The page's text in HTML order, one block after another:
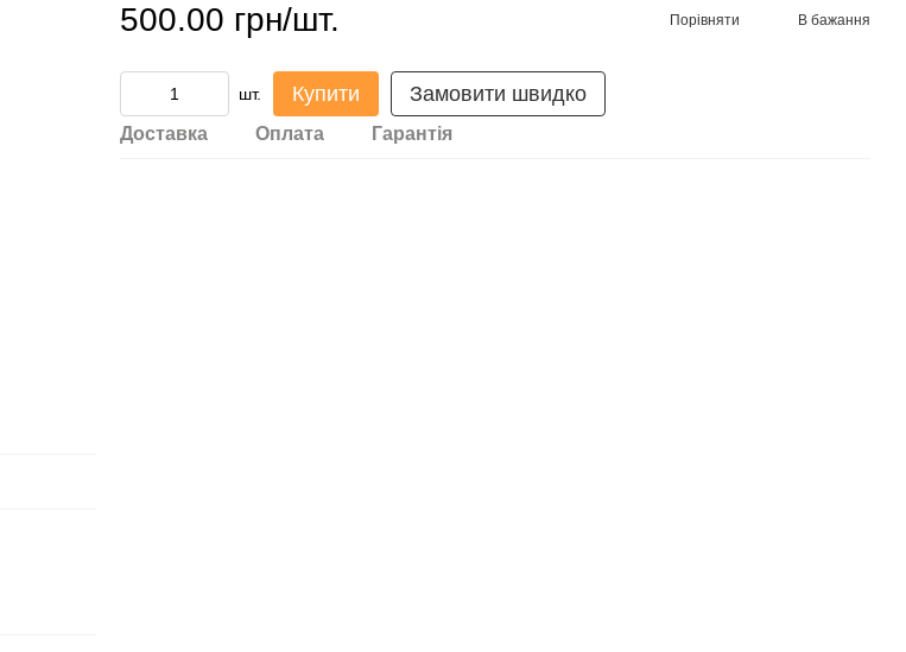
500.00 грн/шт. Порівняти В бажання
шт. Купити Замовити швидко
Доставка Оплата Гарантія